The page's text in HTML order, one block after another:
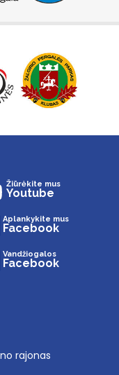
Žiūrėkite mus
Youtube
Aplankykite mus
Facebook
Vandžiogalos
Facebook
rajonas